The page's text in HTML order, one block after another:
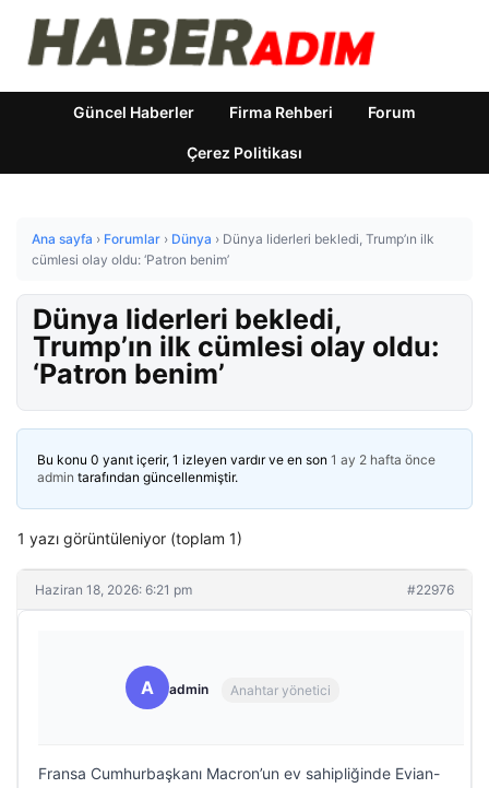
Güncel Haberler Firma Rehberi Forum
Çerez Politikası
Ana sayfa › Forumlar › Dünya › Dünya liderleri bekledi, Trump’ın ilk
cümlesi olay oldu: ‘Patron benim’
Dünya liderleri bekledi,
Trump’ın ilk cümlesi olay oldu:
‘Patron benim’
Bu konu 0 yanıt içerir, 1 izleyen vardır ve en son 1 ay 2 hafta önce
admin tarafından güncellenmiştir.
1 yazı görüntüleniyor (toplam 1)
Haziran 18, 2026: 6:21 pm #22976
A admin Anahtar yönetici
Fransa Cumhurbaşkanı Macron’un ev sahipliğinde Evian-